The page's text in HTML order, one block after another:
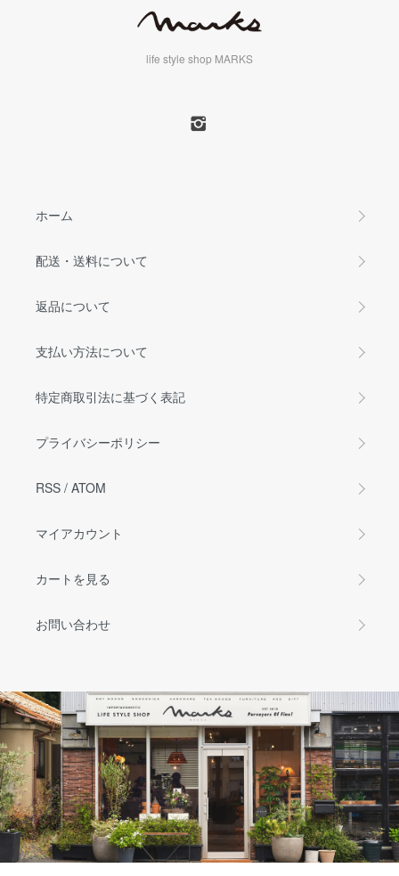
life style shop MARKS
ホーム
配送・送料について
返品について
支払い方法について
特定商取引法に基づく表記
プライバシーポリシー
RSS / ATOM
マイアカウント
カートを見る
お問い合わせ